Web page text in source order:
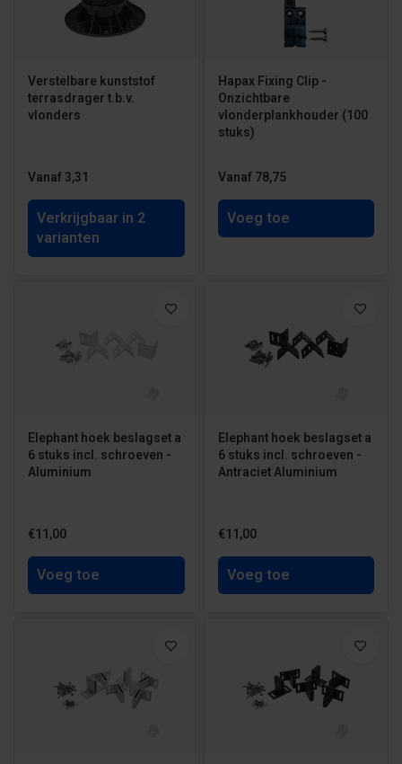
Verstelbare kunststof
terrasdrager t.b.v.
vlonders
Vanaf 3,31
Verkrijgbaar in 2
varianten
Hapax Fixing Clip -
Onzichtbare
vlonderplankhouder (100
stuks)
Vanaf 78,75
Voeg toe
Elephant hoek beslagset a
6 stuks incl. schroeven -
Aluminium
€11,00
Voeg toe
Elephant hoek beslagset a
6 stuks incl. schroeven -
Antraciet Aluminium
€11,00
Voeg toe